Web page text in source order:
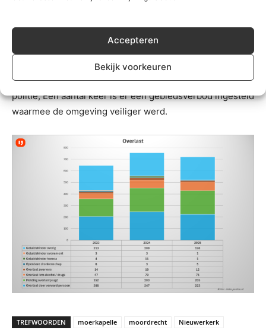
Accepteren
Bekijk voorkeuren
gevallen gaat om jeugd uit Zuidplas zelf. In andere
met uitschieters uit Houten, Strijen en Baarn.
Het aantal zedenmisdrijven is minder dan in 2024 en daar
is nauw samengewerkt tussen de gemeente en de
politie, Een aantal keer is er een gebiedsverbod ingesteld
waarmee de omgeving veiliger werd.
TREFWOORDEN moerkapelle moordrecht
Nieuwerkerk